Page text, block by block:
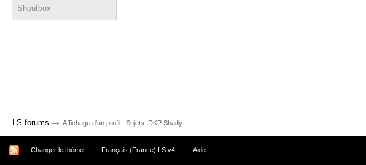
Shoutbox
LS forums → Affichage d'un profil : Sujets: DKP Shady
Changer le thème Français (France) LS v4 Aide